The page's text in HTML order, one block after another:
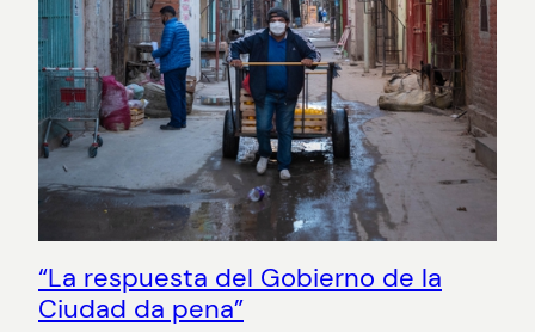
“La respuesta del Gobierno de la
Ciudad da pena”